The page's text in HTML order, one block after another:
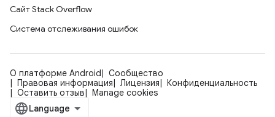
Сайт Stack Overflow
Система отслеживания ошибок
О платформе Android
Сообщество
Правовая информация
Лицензия
Конфиденциальность
Оставить отзыв
Manage cookies